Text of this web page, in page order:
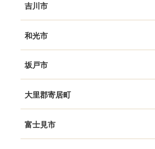
吉川市
和光市
坂戸市
大里郡寄居町
富士見市